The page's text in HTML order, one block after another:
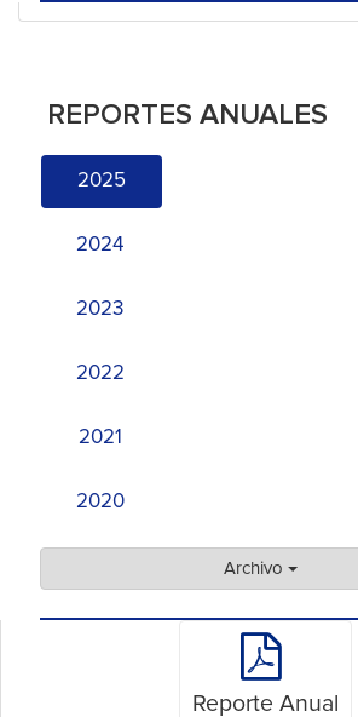
REPORTES ANUALES
2025
2024
2023
2022
2021
2020
Archivo
Reporte Anual